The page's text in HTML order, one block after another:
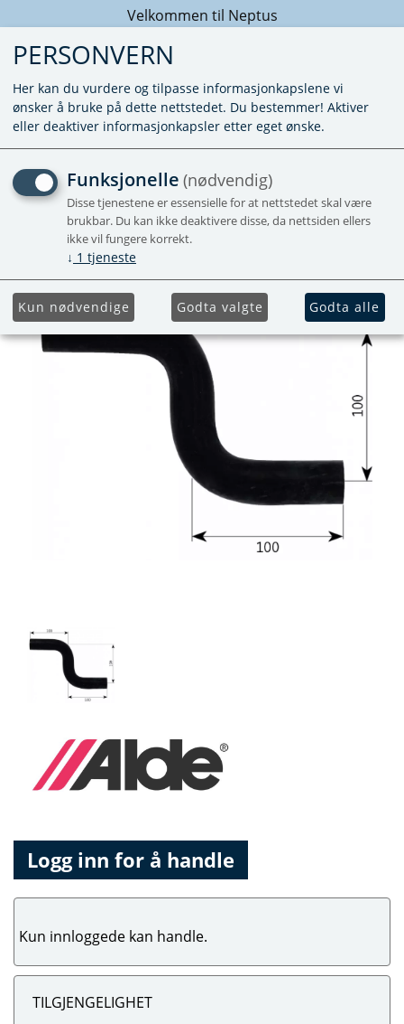
Velkommen til Neptus
GUMMI S-FORM 22MM
Logg inn for å handle
Kun innloggede kan handle.
TILGJENGELIGHET
PERSONVERN
Her kan du vurdere og tilpasse informasjonkapslene vi
ønsker å bruke på dette nettstedet. Du bestemmer! Aktiver
eller deaktiver informasjonkapsler etter eget ønske.
Funksjonelle (nødvendig)
Disse tjenestene er essensielle for at nettstedet skal være
brukbar. Du kan ikke deaktivere disse, da nettsiden ellers
ikke vil fungere korrekt.
↓ 1 tjeneste
Kun nødvendige Godta valgte Godta alle